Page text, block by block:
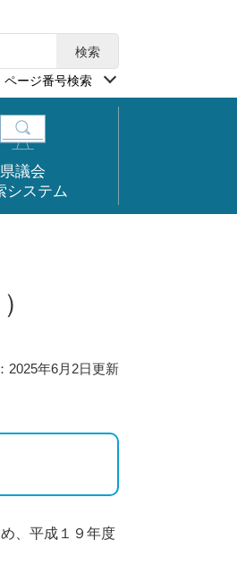
ページ番号検索
県議会
システム
2025年6月2日更新
、平成１９年度